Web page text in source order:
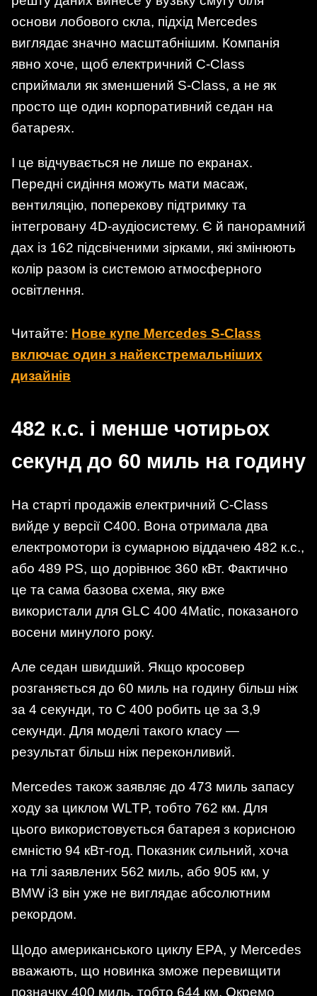
основи лобового скла, підхід Mercedes
виглядає значно масштабнішим. Компанія
явно хоче, щоб електричний C-Class
сприймали як зменшений S-Class, а не як
просто ще один корпоративний седан на
батареях.
І це відчувається не лише по екранах.
Передні сидіння можуть мати масаж,
вентиляцію, поперекову підтримку та
інтегровану 4D-аудіосистему. Є й панорамний
дах із 162 підсвіченими зірками, які змінюють
колір разом із системою атмосферного
освітлення.
Читайте: Нове купе Mercedes S-Class
включає один з найекстремальніших
дизайнів
482 к.с. і менше чотирьох
секунд до 60 миль на годину
На старті продажів електричний C-Class
вийде у версії C400. Вона отримала два
електромотори із сумарною віддачею 482 к.с.,
або 489 PS, що дорівнює 360 кВт. Фактично
це та сама базова схема, яку вже
використали для GLC 400 4Matic, показаного
восени минулого року.
Але седан швидший. Якщо кросовер
розганяється до 60 миль на годину більш ніж
за 4 секунди, то C 400 робить це за 3,9
секунди. Для моделі такого класу —
результат більш ніж переконливий.
Mercedes також заявляє до 473 миль запасу
ходу за циклом WLTP, тобто 762 км. Для
цього використовується батарея з корисною
ємністю 94 кВт-год. Показник сильний, хоча
на тлі заявлених 562 миль, або 905 км, у
BMW i3 він уже не виглядає абсолютним
рекордом.
Щодо американського циклу EPA, у Mercedes
вважають, що новинка зможе перевищити
позначку 400 миль, тобто 644 км. Окремо